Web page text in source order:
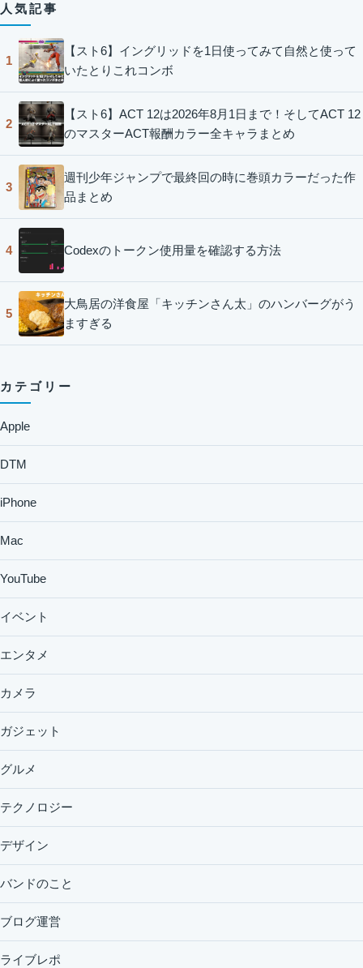
人気記事
1
【スト6】イングリッドを1日使ってみて自然と使って
いたとりこれコンボ
2
【スト6】ACT 12は2026年8月1日まで！そしてACT 12
のマスターACT報酬カラー全キャラまとめ
3
週刊少年ジャンプで最終回の時に巻頭カラーだった作
品まとめ
4 Codexのトークン使用量を確認する方法
5
大鳥居の洋食屋「キッチンさん太」のハンバーグがう
ますぎる
カテゴリー
Apple
DTM
iPhone
Mac
YouTube
イベント
エンタメ
カメラ
ガジェット
グルメ
テクノロジー
デザイン
バンドのこと
ブログ運営
ライブレポ